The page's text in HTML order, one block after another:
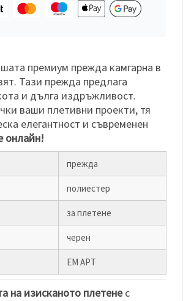
премиум прежда камгарна в
Тази прежда предлага
и дълга издръжливост.
ваши плетивни проекти, тя
елегантност и съвременен
онлайн!
прежда
полиестер
за плетене
черен
ЕМ АРТ
на изисканото плетенес